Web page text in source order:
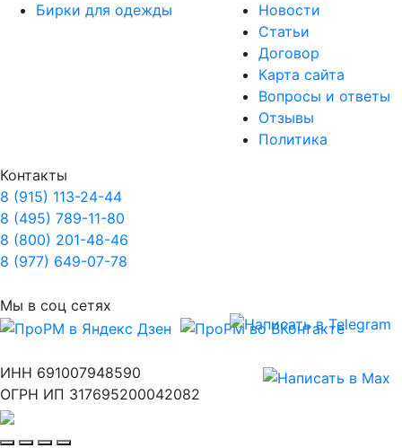
Бирки для одежды
Новости
Статьи
Договор
Карта сайта
Вопросы и ответы
Отзывы
Политика
Контакты
8 (915) 113-24-44
8 (495) 789-11-80
8 (800) 201-48-46
8 (977) 649-07-78
Мы в соц сетях
ИНН 691007948590
ОГРН ИП 317695200042082